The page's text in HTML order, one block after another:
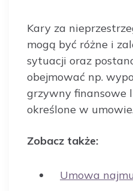
Kary za
mogą być różne i
sytuacji oraz
obejmować np.
grzywny finansowe
określone w
Zobacz także:
Umowa